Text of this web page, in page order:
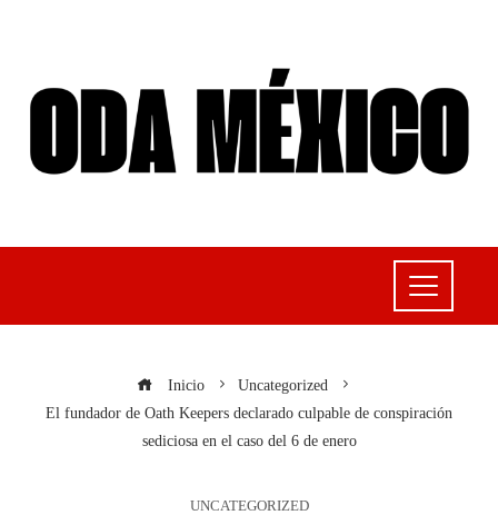
Inicio
Uncategorized
El fundador de Oath Keepers declarado culpable de conspiración
sediciosa en el caso del 6 de enero
UNCATEGORIZED